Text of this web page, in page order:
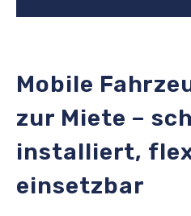
Mobile
zur Miete –
installiert,
einsetzbar